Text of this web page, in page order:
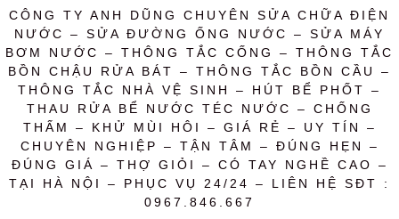
CÔNG TY ANH DŨNG CHUYÊN SỬA CHỮA ĐIỆN
NƯỚC – SỬA ĐƯỜNG ỐNG NƯỚC – SỬA MÁY
BƠM NƯỚC – THÔNG TẮC CỐNG – THÔNG TẮC
BỒN CHẬU RỬA BÁT – THÔNG TẮC BỒN CẦU –
THÔNG TẮC NHÀ VỆ SINH – HÚT BỂ PHỐT –
THAU RỬA BỂ NƯỚC TÉC NƯỚC – CHỐNG
THẤM – KHỬ MÙI HÔI – GIÁ RẺ – UY TÍN –
CHUYÊN NGHIỆP – TẬN TÂM – ĐÚNG HẸN –
ĐÚNG GIÁ – THỢ GIỎI – CÓ TAY NGHỀ CAO –
TẠI HÀ NỘI – PHỤC VỤ 24/24 – LIÊN HỆ SĐT :
0967.846.667